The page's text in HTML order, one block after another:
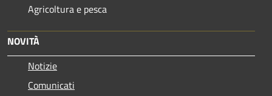
Agricoltura e pesca
NOVITÀ
Notizie
Comunicati